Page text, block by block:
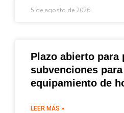
5 de agosto de 2026
Plazo abierto para
subvenciones
equipamiento de
LEER MÁS »